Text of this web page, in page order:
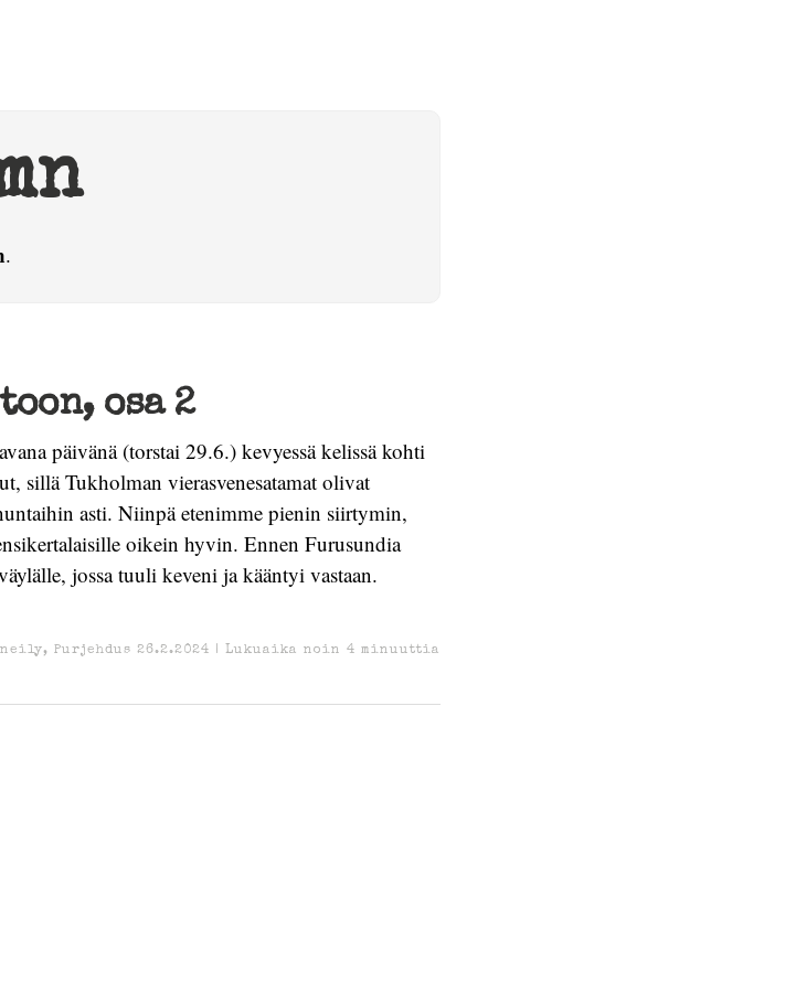
.
osa 2
päivänä (torstai 29.6.) kevyessä kelissä kohti
sillä Tukholman vierasvenesatamat olivat
asti. Niinpä etenimme pienin siirtymin,
oikein hyvin. Ennen Furusundia
jossa tuuli keveni ja kääntyi vastaan.
, Purjehdus 26.2.2024 | Lukuaika noin 4 minuuttia